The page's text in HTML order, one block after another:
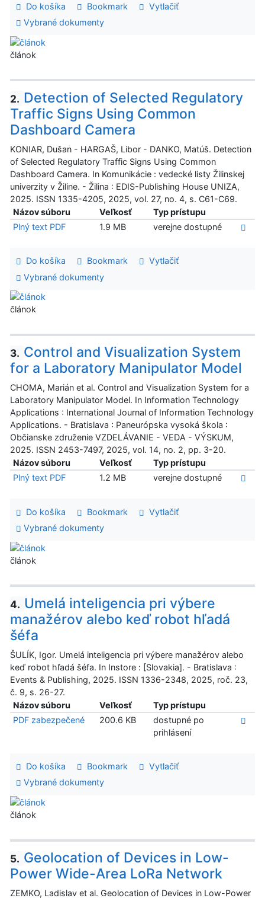
Do košíka Bookmark
Vytlačiť
Vybrané dokumenty
článok
2. Detection of Selected Regulatory
Traffic Signs Using Common
Dashboard Camera
KONIAR, Dušan - HARGAŠ, Libor - DANKO, Matúš. Detection
of Selected Regulatory Traffic Signs Using Common
Dashboard Camera. In Komunikácie : vedecké listy Žilinskej
univerzity v Žiline. - Žilina : EDIS-Publishing House UNIZA,
2025. ISSN 1335-4205, 2025, vol. 27, no. 4, s. C61-C69.
Názov súboru
Veľkosť
Typ prístupu
Plný text PDF
1.9 MB verejne dostupné
Do košíka Bookmark
Vytlačiť
Vybrané dokumenty
článok
3. Control and Visualization System
for a Laboratory Manipulator Model
CHOMA, Marián et al. Control and Visualization System for a
Laboratory Manipulator Model. In Information Technology
Applications : International Journal of Information Technology
Applications. - Bratislava : Paneurópska vysoká škola :
Občianske združenie VZDELÁVANIE - VEDA - VÝSKUM,
2025. ISSN 2453-7497, 2025, vol. 14, no. 2, pp. 3-20.
Názov súboru
Veľkosť
Typ prístupu
Plný text PDF
1.2 MB verejne dostupné
Do košíka Bookmark
Vytlačiť
Vybrané dokumenty
článok
4. Umelá inteligencia pri výbere
manažérov alebo keď robot hľadá
šéfa
ŠULÍK, Igor. Umelá inteligencia pri výbere manažérov alebo
keď robot hľadá šéfa. In Instore : [Slovakia]. - Bratislava :
Events & Publishing, 2025. ISSN 1336-2348, 2025, roč. 23,
č. 9, s. 26-27.
Názov súboru
Veľkosť
Typ prístupu
PDF zabezpečené
200.6 KB
dostupné po
prihlásení
Do košíka Bookmark
Vytlačiť
Vybrané dokumenty
článok
5. Geolocation of Devices in Low-
Power Wide-Area LoRa Network
ZEMKO, Ladislav et al. Geolocation of Devices in Low-Power